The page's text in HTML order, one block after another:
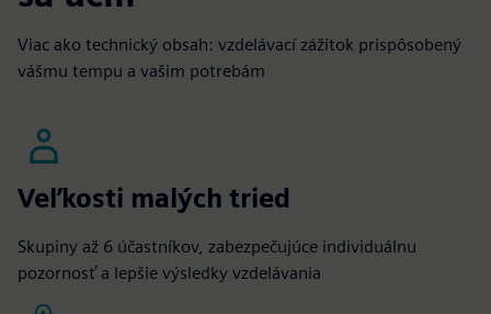
Viac ako technický obsah: vzdelávací zážitok prispôsobený
vášmu tempu a vašim potrebám
Veľkosti malých tried
Skupiny až 6 účastníkov, zabezpečujúce individuálnu
pozornosť a lepšie výsledky vzdelávania